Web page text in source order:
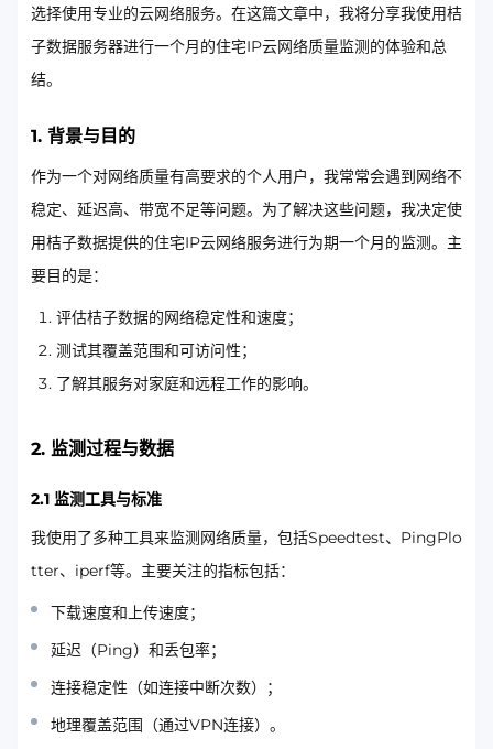
选择使用专业的云网络服务。在这篇文章中，我将分享我使用桔
子数据服务器进行一个月的住宅IP云网络质量监测的体验和总
结。
1. 背景与目的
作为一个对网络质量有高要求的个人用户，我常常会遇到网络不
稳定、延迟高、带宽不足等问题。为了解决这些问题，我决定使
用桔子数据提供的住宅IP云网络服务进行为期一个月的监测。主
要目的是：
评估桔子数据的网络稳定性和速度；
测试其覆盖范围和可访问性；
了解其服务对家庭和远程工作的影响。
2. 监测过程与数据
2.1 监测工具与标准
我使用了多种工具来监测网络质量，包括Speedtest、PingPlo
tter、iperf等。主要关注的指标包括：
下载速度和上传速度；
延迟（Ping）和丢包率；
连接稳定性（如连接中断次数）；
地理覆盖范围（通过VPN连接）。